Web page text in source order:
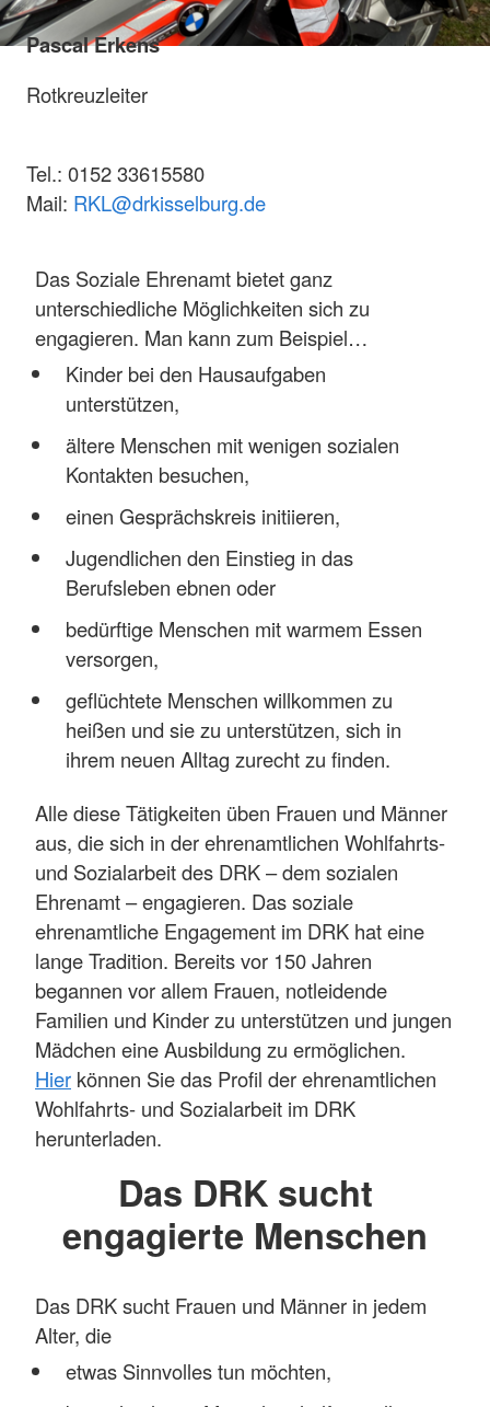
Pascal Erkens
Rotkreuzleiter
Tel.: 0152 33615580
Mail: RKL@drkisselburg.de
Das Soziale Ehrenamt bietet ganz
unterschiedliche Möglichkeiten sich zu
engagieren. Man kann zum Beispiel…
Kinder bei den Hausaufgaben
unterstützen,
ältere Menschen mit wenigen sozialen
Kontakten besuchen,
einen Gesprächskreis initiieren,
Jugendlichen den Einstieg in das
Berufsleben ebnen oder
bedürftige Menschen mit warmem Essen
versorgen,
geflüchtete Menschen willkommen zu
heißen und sie zu unterstützen, sich in
ihrem neuen Alltag zurecht zu finden.
Alle diese Tätigkeiten üben Frauen und Männer
aus, die sich in der ehrenamtlichen Wohlfahrts-
und Sozialarbeit des DRK – dem sozialen
Ehrenamt – engagieren. Das soziale
ehrenamtliche Engagement im DRK hat eine
lange Tradition. Bereits vor 150 Jahren
begannen vor allem Frauen, notleidende
Familien und Kinder zu unterstützen und jungen
Mädchen eine Ausbildung zu ermöglichen.
Hier können Sie das Profil der ehrenamtlichen
Wohlfahrts- und Sozialarbeit im DRK
herunterladen.
Das DRK sucht
engagierte Menschen
Das DRK sucht Frauen und Männer in jedem
Alter, die
etwas Sinnvolles tun möchten,